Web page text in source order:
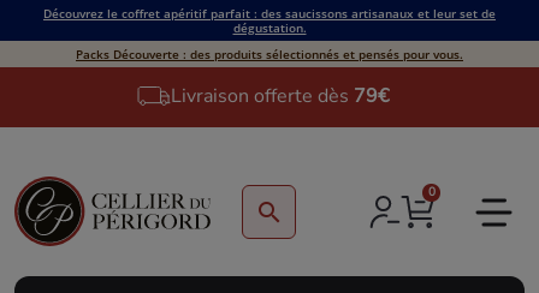
Découvrez le coffret apéritif parfait : des saucissons artisanaux et leur set de
dégustation.
Packs Découverte : des produits sélectionnés et pensés pour vous.
Livraison offerte dès 79€
search
0